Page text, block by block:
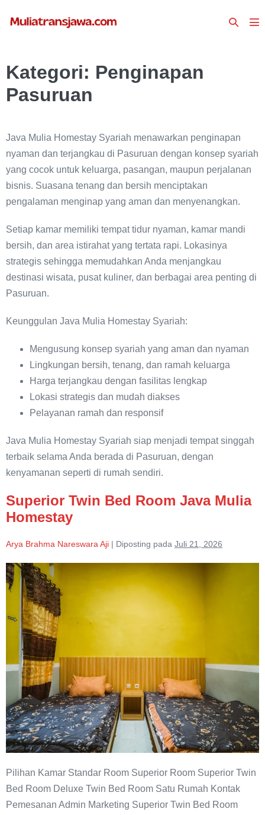
Toggle
Kategori: Penginapan
Pasuruan
Java Mulia Homestay Syariah menawarkan penginapan
nyaman dan terjangkau di Pasuruan dengan konsep syariah
yang cocok untuk keluarga, pasangan, maupun perjalanan
bisnis. Suasana tenang dan bersih menciptakan
pengalaman menginap yang aman dan menyenangkan.
Setiap kamar memiliki tempat tidur nyaman, kamar mandi
bersih, dan area istirahat yang tertata rapi. Lokasinya
strategis sehingga memudahkan Anda menjangkau
destinasi wisata, pusat kuliner, dan berbagai area penting di
Pasuruan.
Keunggulan Java Mulia Homestay Syariah:
Mengusung konsep syariah yang aman dan nyaman
Lingkungan bersih, tenang, dan ramah keluarga
Harga terjangkau dengan fasilitas lengkap
Lokasi strategis dan mudah diakses
Pelayanan ramah dan responsif
Java Mulia Homestay Syariah siap menjadi tempat singgah
terbaik selama Anda berada di Pasuruan, dengan
kenyamanan seperti di rumah sendiri.
Superior Twin Bed Room Java Mulia
Homestay
Arya Brahma Nareswara Aji | Diposting pada Juli 21, 2026
Superior
Twin
Bed
Room
Java
Mulia
Homestay
Pilihan Kamar Standar Room Superior Room Superior Twin
Bed Room Deluxe Twin Bed Room Satu Rumah Kontak
Pemesanan Admin Marketing Superior Twin Bed Room